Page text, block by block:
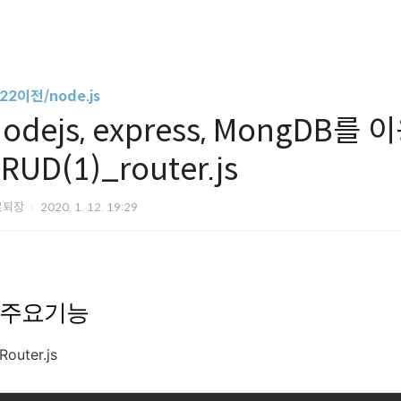
이전/node.js
express, MongDB를 이
장 2020. 1. 12. 19:29
요기능